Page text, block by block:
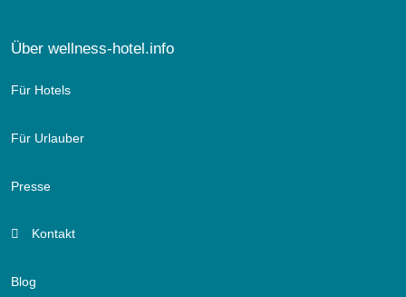
Über wellness-hotel.info
Für Hotels
Für Urlauber
Presse
Kontakt
Blog